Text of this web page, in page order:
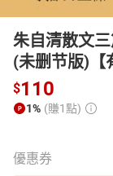
朱自清散文
(未删节版)【
$110
1% (賺1點)
優惠券